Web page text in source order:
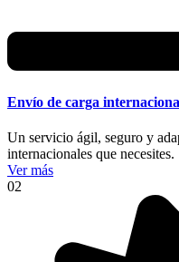
Envío de carga
Un servicio ágil, seguro y
internacionales que necesites.
Ver más
02